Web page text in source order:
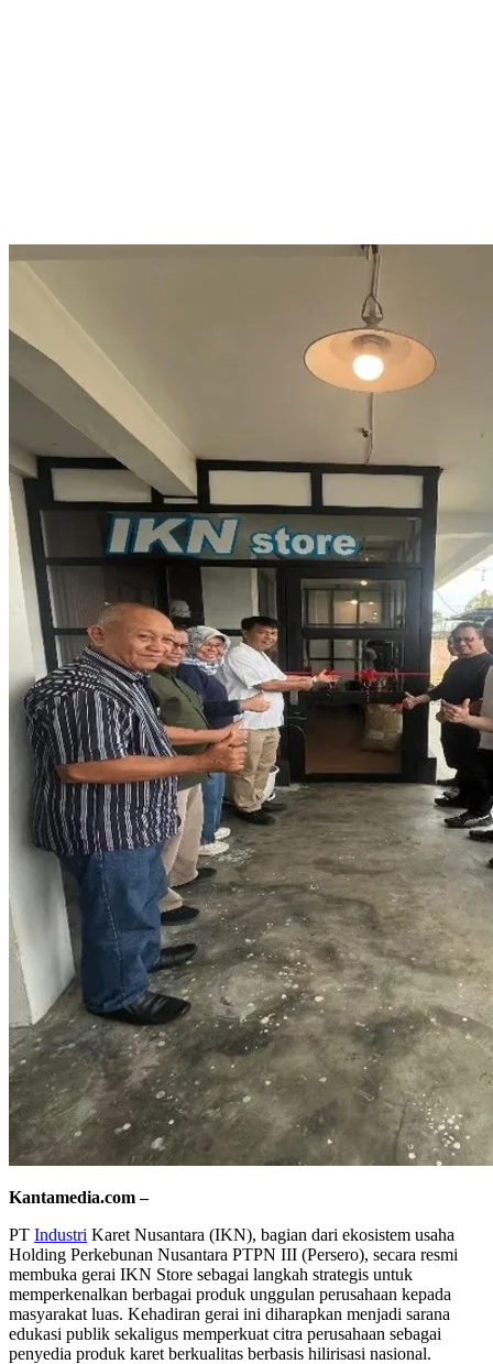
Kantamedia.com –
PT Industri Karet Nusantara (IKN), bagian dari ekosistem usaha
Holding Perkebunan Nusantara PTPN III (Persero), secara resmi
membuka gerai IKN Store sebagai langkah strategis untuk
memperkenalkan berbagai produk unggulan perusahaan kepada
masyarakat luas. Kehadiran gerai ini diharapkan menjadi sarana
edukasi publik sekaligus memperkuat citra perusahaan sebagai
penyedia produk karet berkualitas berbasis hilirisasi nasional.